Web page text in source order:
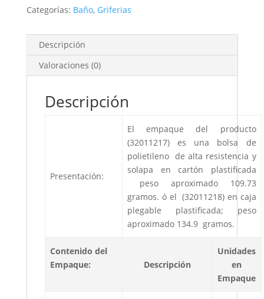
Categorías: Baño, Griferias
Descripción
Valoraciones (0)
Descripción
Presentación:
El empaque del producto
(32011217) es una bolsa de
polietileno de alta resistencia y
solapa en cartón plastificada
peso aproximado 109.73
gramos. ó el (32011218) en caja
plegable plastificada; peso
aproximado 134.9 gramos.
Contenido del
Empaque:
Descripción
Unidades
en
Empaque